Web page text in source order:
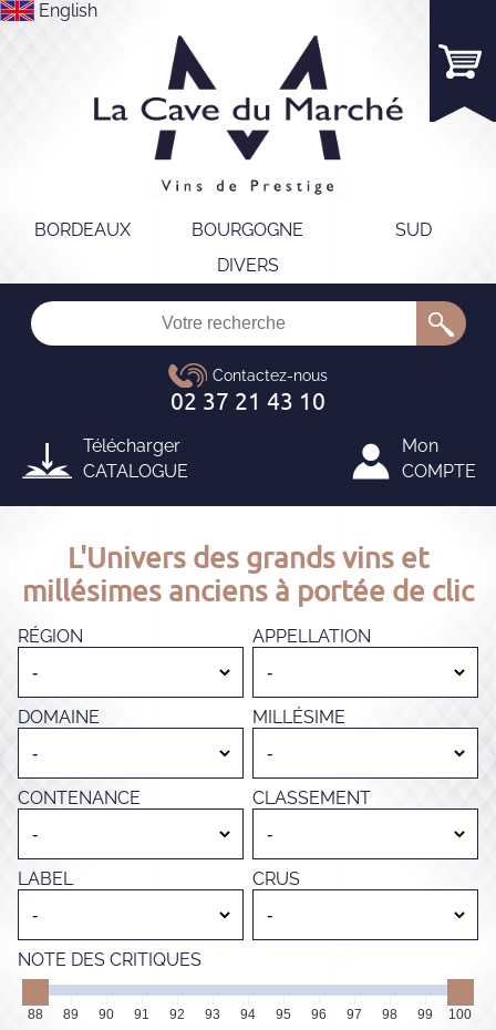
English
BORDEAUX BOURGOGNE
SUD
DIVERS
Télécharger
CATALOGUE
Mon
COMPTE
L'Univers des grands vins et
millésimes anciens à portée de clic
RÉGION APPELLATION
DOMAINE MILLÉSIME
CONTENANCE CLASSEMENT
LABEL CRUS
NOTE DES CRITIQUES
88 89 90 91 92 93 94 95 96 97 98 99 100